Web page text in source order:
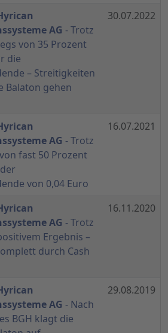
AG - Trotz
von 35 Prozent
die
– Streitigkeiten
Balaton gehen
30.07.2022
AG - Trotz
fast 50 Prozent
von 0,04 Euro
16.07.2021
AG - Trotz
Ergebnis –
durch Cash
16.11.2020
AG - Nach
BGH klagt die
29.08.2019